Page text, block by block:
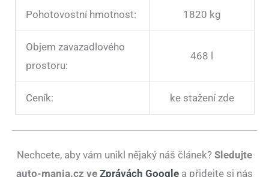
Pohotovostní hmotnost: 1820 kg
Objem zavazadlového
prostoru:
468 l
Ceník: ke stažení zde
Nechcete, aby vám unikl nějaký náš článek? Sledujte
auto-mania.cz ve Zprávách Google a přidejte si nás